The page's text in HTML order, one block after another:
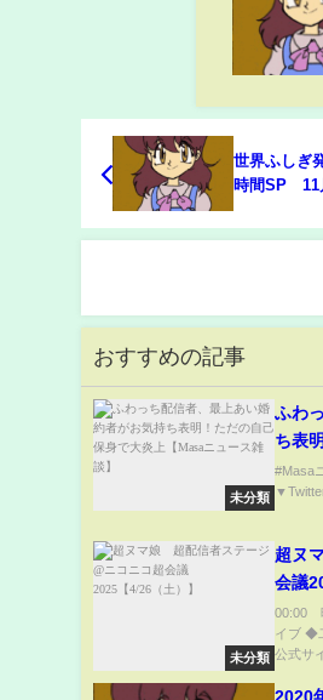
世界ふしぎ
時間SP 11
おすすめの記事
未分類
ふわ
ち表
ュー
#Masa
未分類
超ヌ
会議
00:00
イブ ◆
公式サ
2020